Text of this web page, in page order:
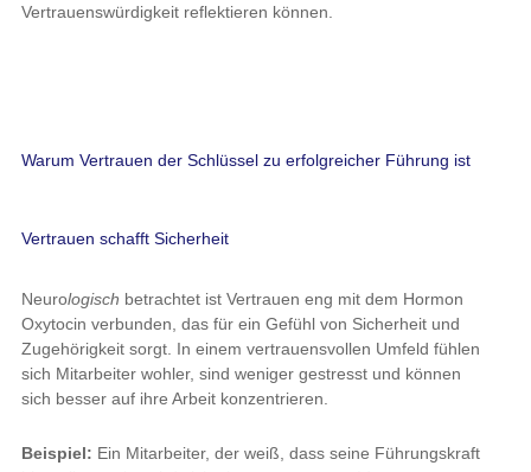
Vertrauen schafft Sicherheit
Oxytocin verbunden, das für ein Gefühl von Sicherheit und
sich Mitarbeiter wohler, sind weniger gestresst und können sich
besser auf ihre Arbeit konzentrieren.
Beispiel:Ein Mitarbeiter, der weiß, dass seine Führungskraft
hinter ihm steht, wird sich eher trauen, neue Ideen einzubringen
Fehlern und Kreativität bleibt auf der Strecke.